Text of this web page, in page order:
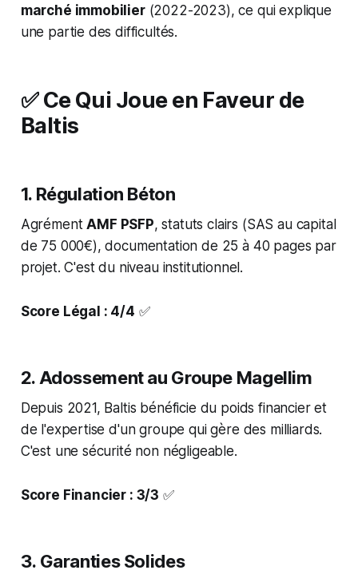
marché immobilier(2022-2023), ce qui explique
une partie des difficultés.
✅ Ce Qui Joue en Faveur de
Baltis
1. Régulation Béton
AgrémentAMF PSFP, statuts clairs (SAS au capital
de 75 000€), documentation de 25 à 40 pages par
projet. C'est du niveau institutionnel.
Score Légal : 4/4 ✅
2. Adossement au Groupe Magellim
Depuis 2021, Baltis bénéficie du poids financier et
de l'expertise d'un groupe qui gère des milliards.
C'est une sécurité non négligeable.
Score Financier : 3/3 ✅
3. Garanties Solides